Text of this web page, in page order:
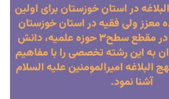
در استان خوزستان برای اولین
معزز ولی فقیه در استان خوزستان
آغاز به کار نمود که در مقطع سطح۳ حوزه علمیه، دانش
به این رشته تخصصی را با مفاهیم
البلاغه امیرالمومنین علیه السلام
آشنا نمود.